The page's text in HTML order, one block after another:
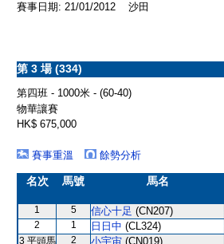
賽事日期: 21/01/2012 沙田
第 3 場 (334)
第四班 - 1000米 - (60-40)
物華讓賽
HK$ 675,000
賽事重溫
餘勢分析
名次 馬號 馬名
1 5 信心十足 (CN207)
2 1 日日中 (CL324)
3 平頭馬 2 小宇宙 (CN019)